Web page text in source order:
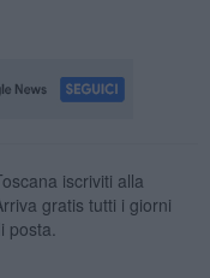
iscriviti alla
gratis tutti i giorni